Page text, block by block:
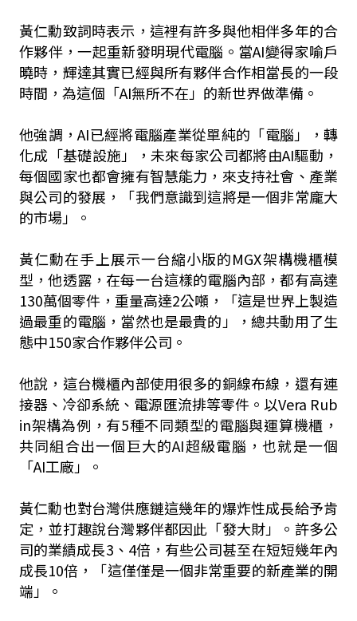
黃仁勳致詞時表示，這裡有許多與他相伴多年的合
作夥伴，一起重新發明現代電腦。當AI變得家喻戶
曉時，輝達其實已經與所有夥伴合作相當長的一段
時間，為這個「AI無所不在」的新世界做準備。
他強調，AI已經將電腦產業從單純的「電腦」，轉
化成「基礎設施」，未來每家公司都將由AI驅動，
每個國家也都會擁有智慧能力，來支持社會、產業
與公司的發展，「我們意識到這將是一個非常龐大
的市場」。
黃仁勳在手上展示一台縮小版的MGX架構機櫃模
型，他透露，在每一台這樣的電腦內部，都有高達
130萬個零件，重量高達2公噸，「這是世界上製造
過最重的電腦，當然也是最貴的」，總共動用了生
態中150家合作夥伴公司。
他說，這台機櫃內部使用很多的銅線布線，還有連
接器、冷卻系統、電源匯流排等零件。以Vera Rub
in架構為例，有5種不同類型的電腦與運算機櫃，
共同組合出一個巨大的AI超級電腦，也就是一個
「AI工廠」。
黃仁勳也對台灣供應鏈這幾年的爆炸性成長給予肯
定，並打趣說台灣夥伴都因此「發大財」。許多公
司的業績成長3、4倍，有些公司甚至在短短幾年內
成長10倍，「這僅僅是一個非常重要的新產業的開
端」。